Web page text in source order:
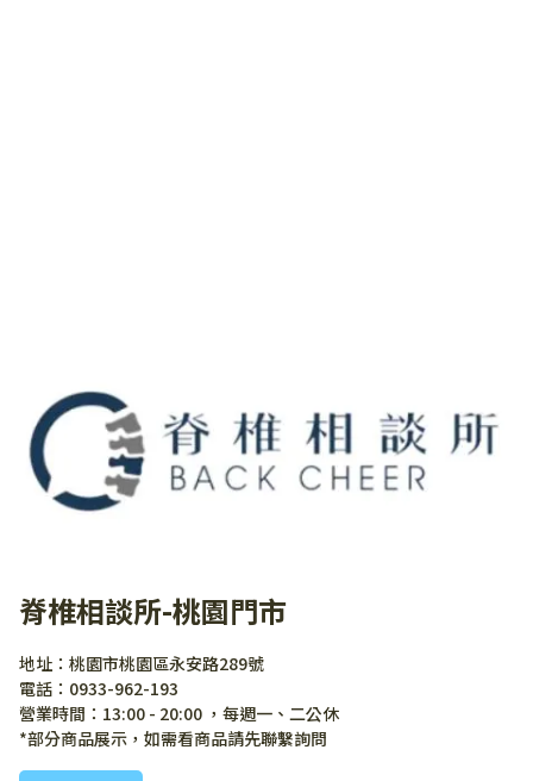
脊椎相談所-桃園門市
地址：桃園市桃園區永安路289號
電話：0933-962-193
營業時間：13:00 - 20:00 ，每週一、二公休
*部分商品展示，如需看商品請先聯繫詢問